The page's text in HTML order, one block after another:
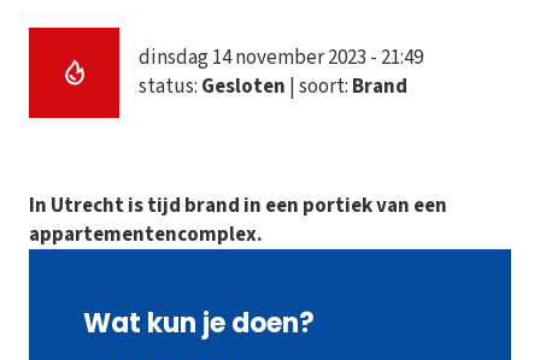
dinsdag 14 november 2023 - 21:49
status: Gesloten | soort: Brand
In Utrecht is tijd brand in een portiek van een
appartementencomplex.
Wat kun je doen?